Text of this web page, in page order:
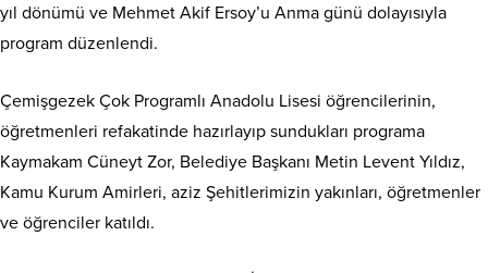
yıl dönümü ve Mehmet Akif Ersoy’u Anma günü dolayısıyla
program düzenlendi.
Çemişgezek Çok Programlı Anadolu Lisesi öğrencilerinin,
öğretmenleri refakatinde hazırlayıp sundukları programa
Kaymakam Cüneyt Zor, Belediye Başkanı Metin Levent Yıldız,
Kamu Kurum Amirleri, aziz Şehitlerimizin yakınları, öğretmenler
ve öğrenciler katıldı.